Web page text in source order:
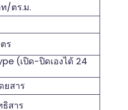
/ตร.ม.
ร
(เปิด-ปิดเองได้ 24
ยสาร
ธิสาร